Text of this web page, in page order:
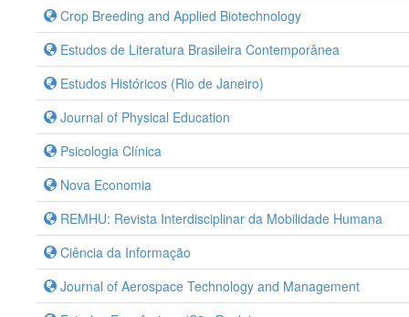
Crop Breeding and Applied Biotechnology
Estudos de Literatura Brasileira Contemporânea
Estudos Históricos (Rio de Janeiro)
Journal of Physical Education
Psicologia Clínica
Nova Economia
REMHU: Revista Interdisciplinar da Mobilidade Humana
Ciência da Informação
Journal of Aerospace Technology and Management